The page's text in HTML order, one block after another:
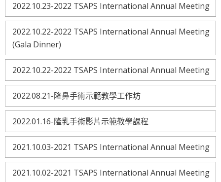
2022.10.23-2022 TSAPS International Annual Meeting
2022.10.22-2022 TSAPS International Annual Meeting
(Gala Dinner)
2022.10.22-2022 TSAPS International Annual Meeting
2022.08.21-隆鼻手術示範教學工作坊
2022.01.16-隆乳手術影片示範教學課程
2021.10.03-2021 TSAPS International Annual Meeting
2021.10.02-2021 TSAPS International Annual Meeting